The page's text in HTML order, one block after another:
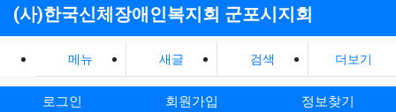
(사)한국신체장애인복지회 군포시지회
메뉴 새글 검색 더보기
로그인 회원가입 정보찾기